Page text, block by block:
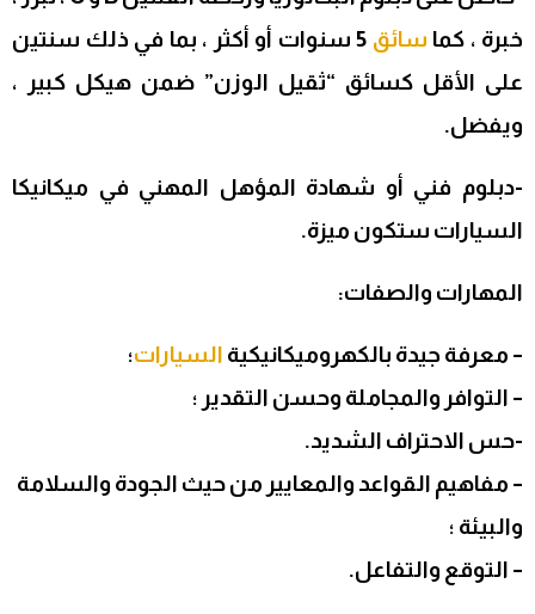
خبرة ، كما سائق
5 سنوات أو أكثر ، بما في ذلك سنتين
على الأقل كسائق “ثقيل الوزن” ضمن هيكل كبير ،
ويفضل.
-دبلوم فني أو شهادة المؤهل المهني في ميكانيكا
السيارات ستكون ميزة.
المهارات والصفات:
– معرفة جيدة بالكهروميكانيكية السيارات؛
– التوافر والمجاملة وحسن التقدير ؛
-حس الاحتراف الشديد.
– مفاهيم القواعد والمعايير من حيث الجودة والسلامة
والبيئة ؛
– التوقع والتفاعل.